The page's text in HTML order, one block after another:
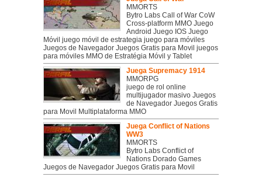
MMORTS
Bytro Labs Call of War CoW
Cross-platform MMO Juego
Android Juego IOS Juego
Móvil juego móvil de estrategia juego para móviles
Juegos de Navegador Juegos Gratis para Movil juegos
para móviles MMO de Estratégia Móvil y Tablet
Juega Supremacy 1914
MMORPG
juego de rol online
multijugador masivo Juegos
de Navegador Juegos Gratis
para Movil Multiplataforma MMO
Juega Conflict of Nations
WW3
MMORTS
Bytro Labs Conflict of
Nations Dorado Games
Juegos de Navegador Juegos Gratis para Movil